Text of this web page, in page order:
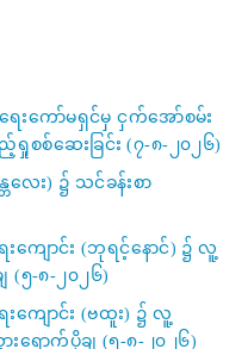
ေးကော်မရှင်မှ ငှက်အော်စမ်း
စစ်ဆေးခြင်း (၇-၈-၂၀၂၆)
ေး) ၌ သင်ခန်းစာ
ျောင်း (ဘုရင့်နောင်) ၌ လူ့
(၅-၈-၂၀၂၆)
ျောင်း (ဗထူး) ၌ လူ့
ရောက်ပို့ချ (၅-၈-၂၀၂၆)